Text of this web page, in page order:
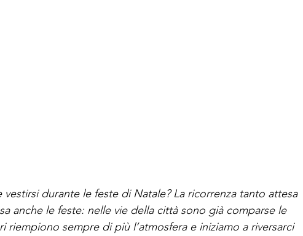
durante le feste di Natale? La ricorrenza tanto attesa
anche le feste: nelle vie della città sono già comparse le
riempiono sempre di più l’atmosfera e iniziamo a riversarci